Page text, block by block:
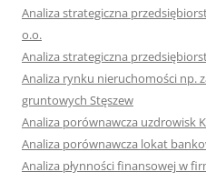
Analiza strategiczna
o.o.
Analiza strategiczna
Analiza rynku nieruchomości np.
gruntowych Stęszew
Analiza porównawcza uzdrowisk
Analiza porównawcza lokat
Analiza płynności finansowej w